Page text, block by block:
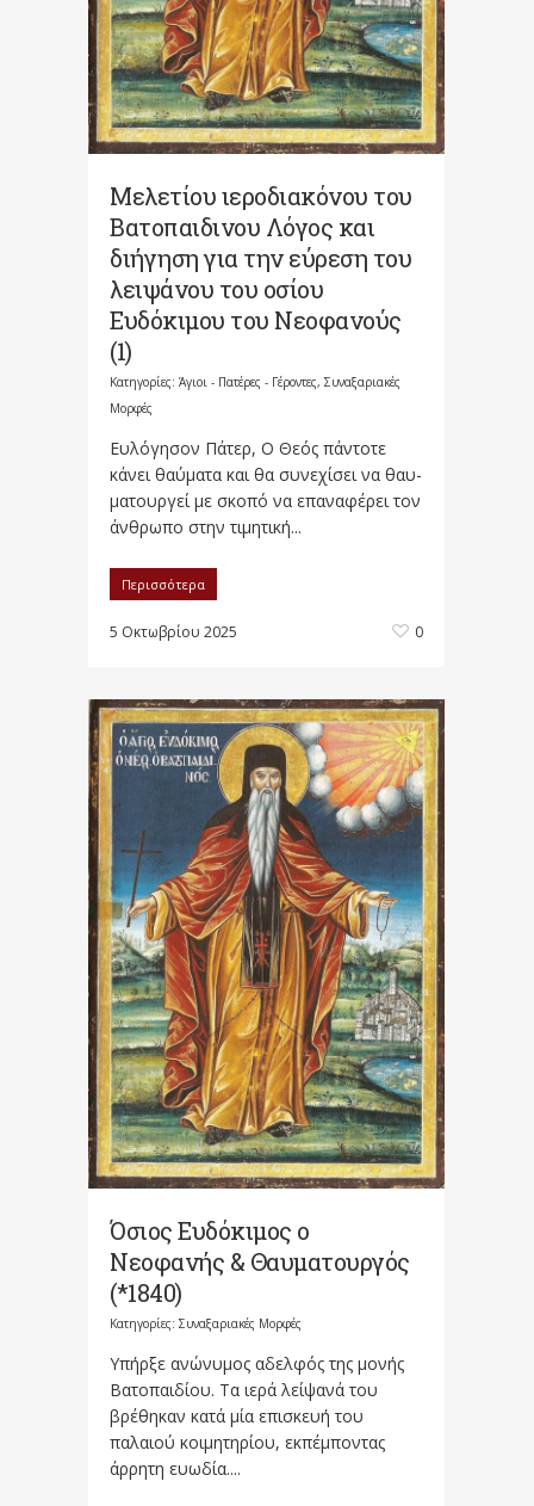
Μελετίου ιεροδιακόνου του
Βατοπαιδινου Λόγος και
διήγηση για την εύρεση του
λειψάνου του οσίου
Ευδόκιμου του Νεοφανούς
(1)
Κατηγορίες: Άγιοι - Πατέρες - Γέροντες, Συναξαριακές
Μορφές
Eυλόγησον Πάτερ, Ο Θεός πάντοτε
κάνει θαύματα και θα συνεχίσει να θαυ­
μα­τουρ­γεί με σκοπό να επαναφέρει τον
άνθρωπο στην τιμητική...
Περισσότερα
5 Οκτωβρίου 2025 0
Όσιος Ευδόκιμος ο
Νεοφανής & Θαυματουργός
(*1840)
Κατηγορίες: Συναξαριακές Μορφές
Υπήρξε ανώνυμος αδελφός της μονής
Βατοπαιδίου. Τα ιερά λείψανά του
βρέθηκαν κατά μία επισκευή του
παλαιού κοιμητηρίου, εκπέμποντας
άρρητη ευωδία....